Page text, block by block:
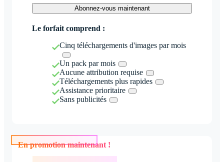
Abonnez-vous maintenant
Le forfait comprend :
Cinq téléchargements d'images par mois
Un pack par mois
Aucune attribution requise
Téléchargements plus rapides
Assistance prioritaire
Sans publicités
En promotion maintenant !